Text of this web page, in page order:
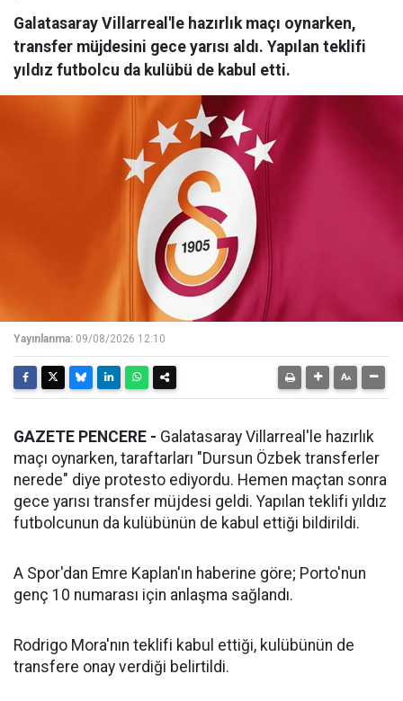
Galatasaray Villarreal'le hazırlık maçı oynarken,
transfer müjdesini gece yarısı aldı. Yapılan teklifi
yıldız futbolcu da kulübü de kabul etti.
Yayınlanma: 09/08/2026 12:10
GAZETE PENCERE - Galatasaray Villarreal'le hazırlık
maçı oynarken, taraftarları "Dursun Özbek transferler
nerede" diye protesto ediyordu. Hemen maçtan sonra
gece yarısı transfer müjdesi geldi. Yapılan teklifi yıldız
futbolcunun da kulübünün de kabul ettiği bildirildi.
A Spor'dan Emre Kaplan'ın haberine göre; Porto'nun
genç 10 numarası için anlaşma sağlandı.
Rodrigo Mora'nın teklifi kabul ettiği, kulübünün de
transfere onay verdiği belirtildi.